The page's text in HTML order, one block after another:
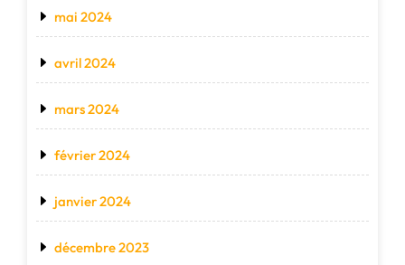
mai 2024
avril 2024
mars 2024
février 2024
janvier 2024
décembre 2023